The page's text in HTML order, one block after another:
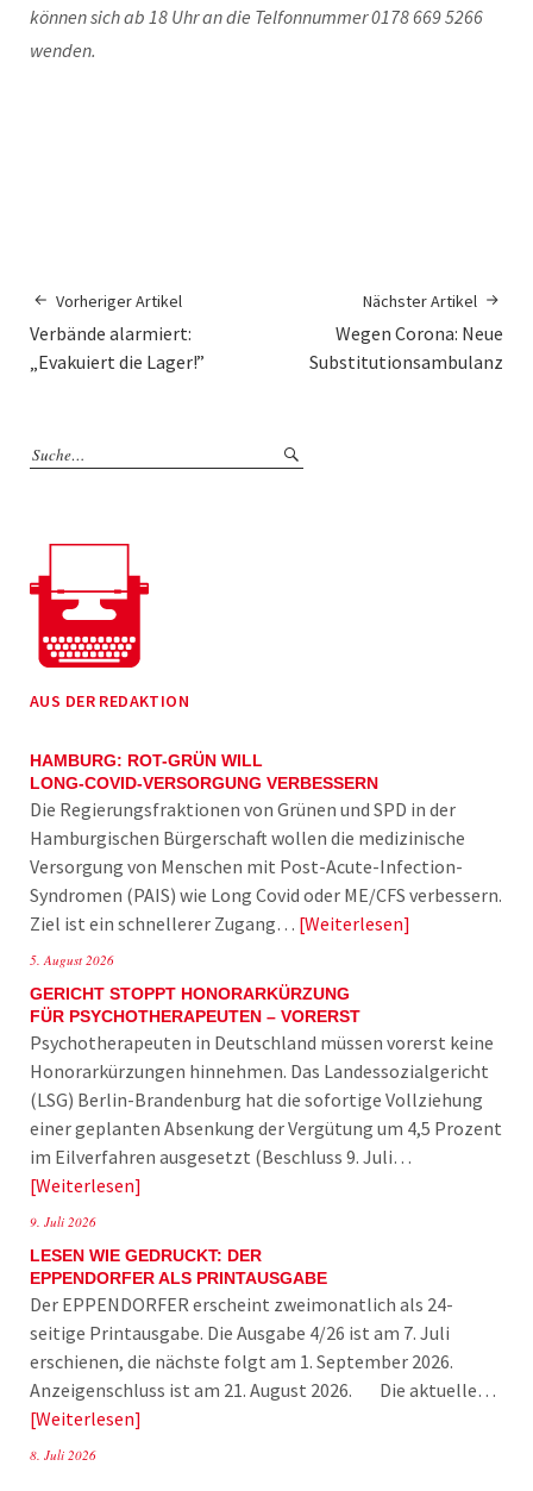
können sich ab 18 Uhr an die Telfonnummer 0178 669 5266
wenden.
Vorheriger Artikel
Verbände alarmiert:
„Evakuiert die Lager!”
Nächster Artikel
Wegen Corona: Neue
Substitutionsambulanz
AUS DER REDAKTION
HAMBURG: ROT-GRÜN WILL
LONG-COVID-VERSORGUNG VERBESSERN
Die Regierungsfraktionen von Grünen und SPD in der
Hamburgischen Bürgerschaft wollen die medizinische
Versorgung von Menschen mit Post-Acute-Infection-
Syndromen (PAIS) wie Long Covid oder ME/CFS verbessern.
Ziel ist ein schnellerer Zugang… Weiterlesen
5. August 2026
GERICHT STOPPT HONORARKÜRZUNG
FÜR PSYCHOTHERAPEUTEN – VORERST
Psychotherapeuten in Deutschland müssen vorerst keine
Honorarkürzungen hinnehmen. Das Landessozialgericht
(LSG) Berlin-Brandenburg hat die sofortige Vollziehung
einer geplanten Absenkung der Vergütung um 4,5 Prozent
im Eilverfahren ausgesetzt (Beschluss 9. Juli…
Weiterlesen
9. Juli 2026
LESEN WIE GEDRUCKT: DER
EPPENDORFER ALS PRINTAUSGABE
Der EPPENDORFER erscheint zweimonatlich als 24-
seitige Printausgabe. Die Ausgabe 4/26 ist am 7. Juli
erschienen, die nächste folgt am 1. September 2026.
Anzeigenschluss ist am 21. August 2026. Die aktuelle…
Weiterlesen
8. Juli 2026